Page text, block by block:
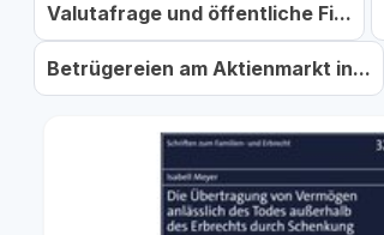
Valutafrage und öffentliche Fi...
Betrügereien am Aktienmarkt in...